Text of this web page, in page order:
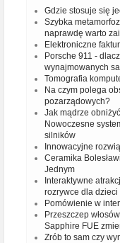
Gdzie stosuje się
Szybka
naprawdę warto
Elektroniczne
Porsche 911 -
wynajmowanych
Tomografia
Na czym polega
pozarządowych?
Jak mądrze
Nowoczesne
silników
Innowacyjne
Ceramika
Jednym
Interaktywne
rozrywce dla dzieci
Pomówienie w
Przeszczep
Sapphire FUE
Zrób to sam czy